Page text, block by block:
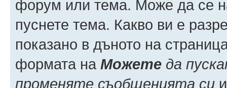
форум или тема. Може да се
пуснете тема. Какво ви е
показано в дъното на
формата на Можете да
променяте съобщенията си